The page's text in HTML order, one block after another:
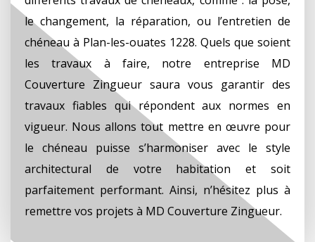
le changement, la réparation, ou l’entretien de
chéneau à Plan-les-ouates 1228. Quels que soient
les travaux à faire, notre entreprise MD
Couverture Zingueur saura vous garantir des
travaux fiables qui répondent aux normes en
vigueur. Nous allons tout mettre en œuvre pour
le chéneau puisse s’harmoniser avec le style
architectural de votre habitation et soit
parfaitement performant. Ainsi, n’hésitez plus à
remettre vos projets à MD Couverture Zingueur.